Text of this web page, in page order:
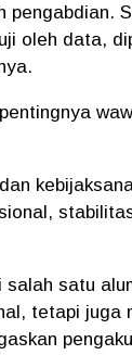
oleh data,
salah satu
tetapi juga